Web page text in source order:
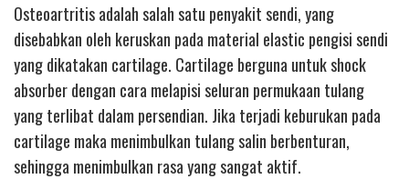
Osteoartritis adalah salah satu penyakit sendi, yang
disebabkan oleh keruskan pada material elastic pengisi sendi
yang dikatakan cartilage. Cartilage berguna untuk shock
absorber dengan cara melapisi seluran permukaan tulang
yang terlibat dalam persendian. Jika terjadi keburukan pada
cartilage maka menimbulkan tulang salin berbenturan,
sehingga menimbulkan rasa yang sangat aktif.